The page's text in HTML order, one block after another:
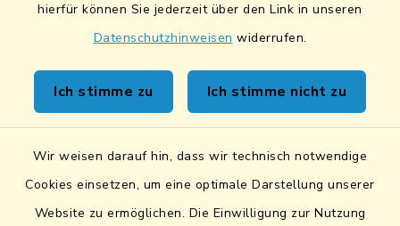
hierfür können Sie jederzeit über den Link in unseren
Datenschutzhinweisen widerrufen.
Ich stimme zu Ich stimme nicht zu
Wir weisen darauf hin, dass wir technisch notwendige
Cookies einsetzen, um eine optimale Darstellung unserer
Website zu ermöglichen. Die Einwilligung zur Nutzung
Kontakt
Sicheres Kontaktformular
Sicherer Datentransfer